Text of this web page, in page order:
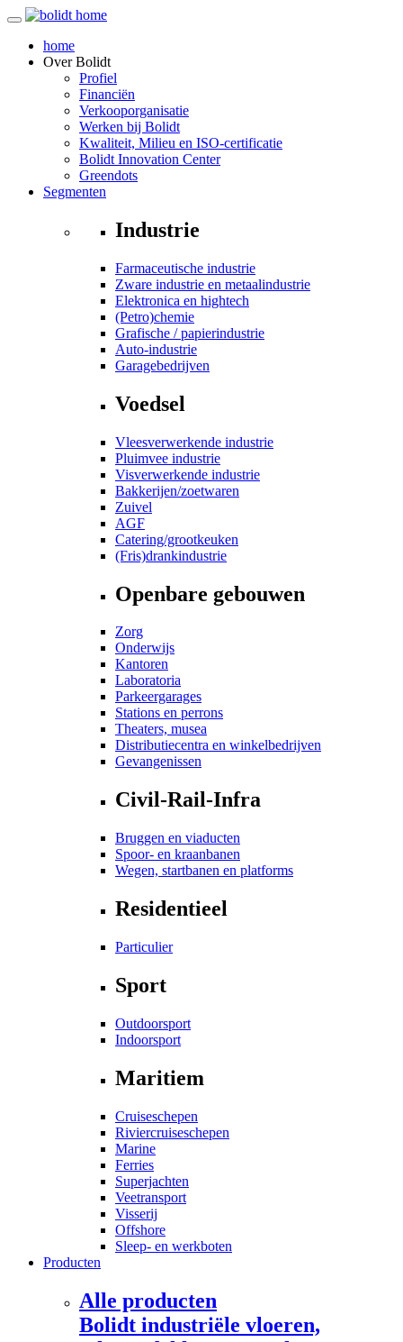
home
OverBolidt
Profiel
Financiën
Verkooporganisatie
Werken bij Bolidt
Kwaliteit, Milieu en ISO-certificatie
Bolidt Innovation Center
Greendots
Segmenten
Industrie
Farmaceutische industrie
Zware industrie en metaalindustrie
Elektronica en hightech
(Petro)chemie
Grafische / papierindustrie
Auto-industrie
Garagebedrijven
Voedsel
Vleesverwerkende industrie
Pluimvee industrie
Visverwerkende industrie
Bakkerijen/zoetwaren
Zuivel
AGF
Catering/grootkeuken
(Fris)drankindustrie
Openbare gebouwen
Zorg
Onderwijs
Kantoren
Laboratoria
Parkeergarages
Stations en perrons
Theaters, musea
Distributiecentra en winkelbedrijven
Gevangenissen
Civil-Rail-Infra
Bruggen en viaducten
Spoor- en kraanbanen
Wegen, startbanen en platforms
Residentieel
Particulier
Sport
Outdoorsport
Indoorsport
Maritiem
Cruiseschepen
Riviercruiseschepen
Marine
Ferries
Superjachten
Veetransport
Visserij
Offshore
Sleep- en werkboten
Producten
Alle producten
Bolidt industriële vloeren,